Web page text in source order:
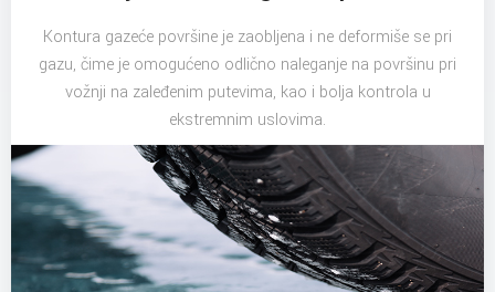
Kontura gazeće površine je zaobljena i ne deformiše se pri
gazu, čime je omogućeno odlično naleganje na površinu pri
vožnji na zaleđenim putevima, kao i bolja kontrola u
ekstremnim uslovima.